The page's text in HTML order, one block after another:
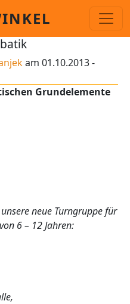
am 01.10.2013 -
Grundelemente
neue Turngruppe für
6 – 12 Jahren: